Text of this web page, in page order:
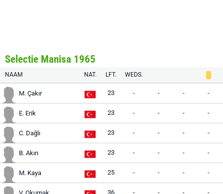
Selectie Manisa 1965
NAAM NAT. LFT. WEDS.
M. Çakır 23 - - - -
E. Erik 23 - - - -
C. Dağlı 23 - - - -
B. Akın 23 - - - -
M. Kaya 25 - - - -
36 - - - -